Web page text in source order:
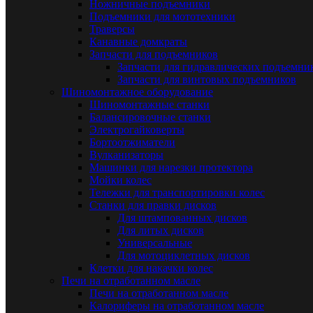
Ножничные подъемники
Подъемники для мототехники
Траверсы
Канавные домкраты
Запчасти для подъемников
Запчасти для гидравлических
Запчасти для винтовых подъемников
Шиномонтажное оборудование
Шиномонтажные станки
Балансировочные станки
Электрогайковерты
Бортоотжиматели
Вулканизаторы
Машинки для нарезки протектора
Мойки колес
Тележки для транспортировки колес
Станки для правки дисков
Для штампованных дисков
Для литых дисков
Универсальные
Для мотоциклетных дисков
Клетки для накачки колес
Печи на отработанном масле
Печи на отработанном масле
Калориферы на отработанном масле